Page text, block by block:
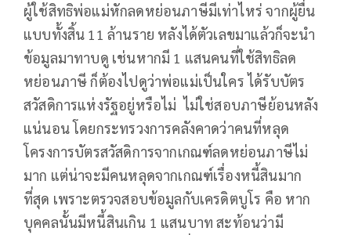
ผู้ใช้สิทธิพ่อแม่หักลดหย่อนภาษีมีเท่าไหร่ จากผู้ยื่น
แบบทั้งสิ้น 11 ล้านราย หลังได้ตัวเลขมาแล้วก็จะนำ
ข้อมูลมาทาบดู เช่นหากมี 1 แสนคนที่ใช้สิทธิลด
หย่อนภาษี ก็ต้องไปดูว่าพ่อแม่เป็นใคร ได้รับบัตร
สวัสดิการแห่งรัฐอยู่หรือไม่ ไม่ใช่สอบภาษีย้อนหลัง
แน่นอน โดยกระทรวงการคลังคาดว่าคนที่หลุด
โครงการบัตรสวัสดิการจากเกณฑ์ลดหย่อนภาษีไม่
มาก แต่น่าจะมีคนหลุดจากเกณฑ์เรื่องหนี้สินมาก
ที่สุด เพราะตรวจสอบข้อมูลกับเครดิตบูโร คือ หาก
บุคคลนั้นมีหนี้สินเกิน 1 แสนบาท สะท้อนว่ามี